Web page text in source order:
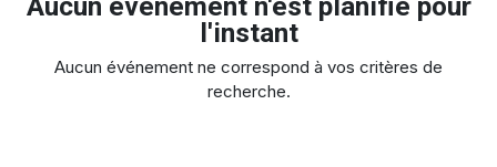
l'instant
Aucun événement ne correspond à vos critères de
recherche.